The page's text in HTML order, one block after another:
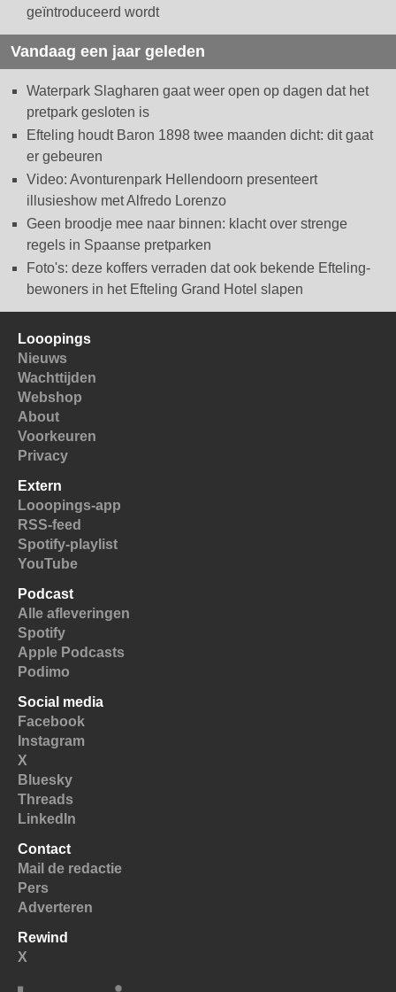
geïntroduceerd wordt
Vandaag een jaar geleden
Waterpark Slagharen gaat weer open op dagen dat het
pretpark gesloten is
Efteling houdt Baron 1898 twee maanden dicht: dit gaat
er gebeuren
Video: Avonturenpark Hellendoorn presenteert
illusieshow met Alfredo Lorenzo
Geen broodje mee naar binnen: klacht over strenge
regels in Spaanse pretparken
Foto's: deze koffers verraden dat ook bekende Efteling-
bewoners in het Efteling Grand Hotel slapen
Looopings
Nieuws
Wachttijden
Webshop
About
Voorkeuren
Privacy
Extern
Looopings-app
RSS-feed
Spotify-playlist
YouTube
Podcast
Alle afleveringen
Spotify
Apple Podcasts
Podimo
Social media
Facebook
Instagram
X
Bluesky
Threads
LinkedIn
Contact
Mail de redactie
Pers
Adverteren
Rewind
X